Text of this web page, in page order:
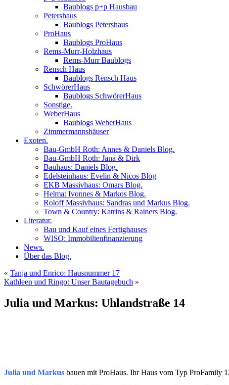
Baublogs p+p Hausbau
Petershaus
Baublogs Petershaus
ProHaus
Baublogs ProHaus
Rems-Murr-Holzhaus
Rems-Murr Baublogs
Rensch Haus
Baublogs Rensch Haus
SchwörerHaus
Baublogs SchwörerHaus
Sonstige.
WeberHaus
Baublogs WeberHaus
Zimmermannshäuser
Exoten.
Bau-GmbH Roth: Annes & Daniels Blog.
Bau-GmbH Roth: Jana & Dirk
Bauhaus: Daniels Blog.
Edelsteinhaus: Evelin & Nicos Blog
EKB Massivhaus: Omars Blog.
Helma: Ivonnes & Markos Blog.
Roloff Massivhaus: Sandras und Markus Blog.
Town & Country: Katrins & Rainers Blog.
Literatur.
Bau und Kauf eines Fertighauses
WISO: Immobilienfinanzierung
News.
Über das Blog.
« Tanja und Enrico: Hausnummer 17
Kathleen und Ringo: Unser Bautagebuch »
Julia und Markus: Uhlandstraße 14
Julia und Markus bauen mit ProHaus. Ihr Haus vom Typ ProFamily